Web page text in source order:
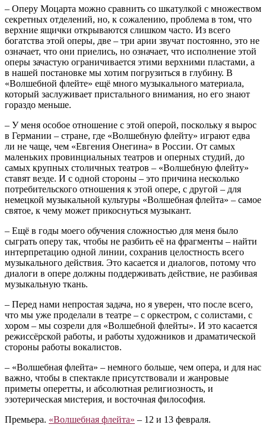
– Оперу Моцарта можно сравнить со шкатулкой с множеством
секретных отделений, но, к сожалению, проблема в том, что
верхние ящички открываются слишком часто. Из всего
богатства этой оперы, две – три арии звучат постоянно, это не
означает, что они приелись, но означает, что исполнение этой
оперы зачастую ограничивается этими верхними пластами, а
в нашей постановке мы хотим погрузиться в глубину. В
«Волшебной флейте» ещё много музыкального материала,
который заслуживает пристального внимания, но его знают
гораздо меньше.
– У меня особое отношение с этой оперой, поскольку я вырос
в Германии – стране, где «Волшебную флейту» играют едва
ли не чаще, чем «Евгения Онегина» в России. От самых
маленьких провинциальных театров и оперных студий, до
самых крупных столичных театров – «Волшебную флейту»
ставят везде. И с одной стороны – это причина несколько
потребительского отношения к этой опере, с другой – для
немецкой музыкальной культуры «Волшебная флейта» – самое
святое, к чему может прикоснуться музыкант.
– Ещё в годы моего обучения сложностью для меня было
сыграть оперу так, чтобы не разбить её на фрагменты – найти
интерпретацию одной линии, сохранив целостность всего
музыкального действия. Это касается и диалогов, потому что
диалоги в опере должны поддерживать действие, не разбивая
музыкальную ткань.
– Перед нами непростая задача, но я уверен, что после всего,
что мы уже проделали в театре – с оркестром, с солистами, с
хором – мы созрели для «Волшебной флейты». И это касается
режиссёрской работы, и работы художников и драматической
стороны работы вокалистов.
– «Волшебная флейта» – немного больше, чем опера, и для нас
важно, чтобы в спектакле присутствовали и жанровые
приметы оперетты, и абсолютная религиозность, и
эзотерическая мистерия, и восточная философия.
Премьера. «Волшебная флейта» – 12 и 13 февраля.